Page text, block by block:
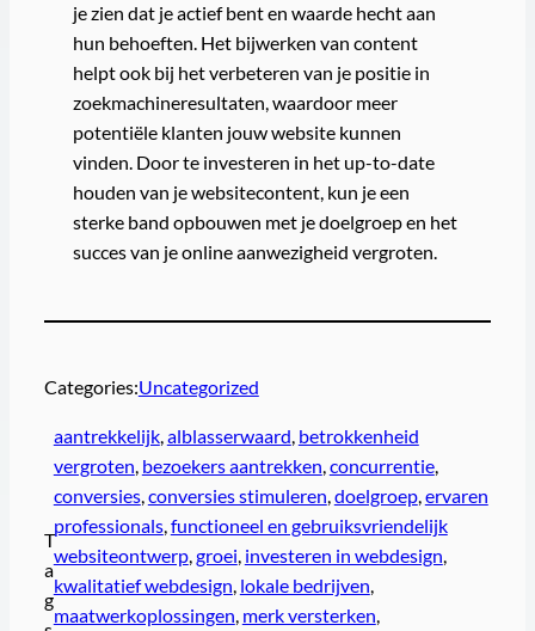
je zien dat je actief bent en waarde hecht aan
hun behoeften. Het bijwerken van content
helpt ook bij het verbeteren van je positie in
zoekmachineresultaten, waardoor meer
potentiële klanten jouw website kunnen
vinden. Door te investeren in het up-to-date
houden van je websitecontent, kun je een
sterke band opbouwen met je doelgroep en het
succes van je online aanwezigheid vergroten.
Categories:Uncategorized
T
a
g
aantrekkelijk, alblasserwaard betrokkenheid
vergroten bezoekers aantrekken concurrentie
conversies, conversies stimuleren doelgroep, ervaren
professionals, functioneel en gebruiksvriendelijk
websiteontwerp, groei investeren in webdesign
kwalitatief webdesign lokale bedrijven
maatwerkoplossingen merk versterken